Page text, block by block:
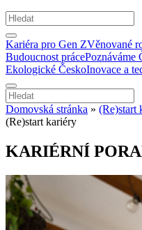
Kariéra pro Gen ZVěnované
Budoucnost prácePoznáváme
Ekologické ČeskoInovace a
Domovská stránka » (Re)start
(Re)start kariéry
KARIÉRNÍ